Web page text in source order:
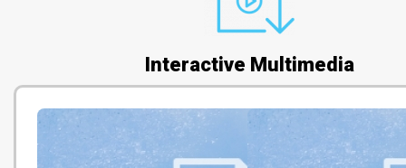
Interactive Multimedia